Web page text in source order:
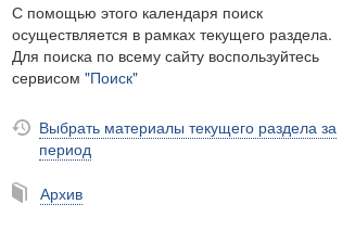
С помощью этого календаря поиск
осуществляется в рамках текущего раздела.
Для поиска по всему сайту воспользуйтесь
сервисом "Поиск"
Выбрать материалы текущего раздела за
период
Архив